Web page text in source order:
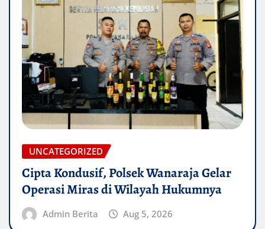
UNCATEGORIZED
Cipta Kondusif, Polsek Wanaraja Gelar
Operasi Miras di Wilayah Hukumnya
Admin Berita Aug 5, 2026